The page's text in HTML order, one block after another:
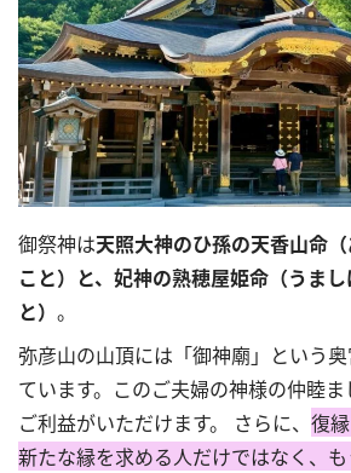
御祭神は天照大神のひ孫の天香山命
こと）と、 妃神の熟穂屋姫命（うま
と） 。
弥彦山の山頂には「御神廟」という
ています。このご夫婦の神様の仲睦
ご利益がいただけます。
さらに、 復
新たな縁を求める人だけではなく、